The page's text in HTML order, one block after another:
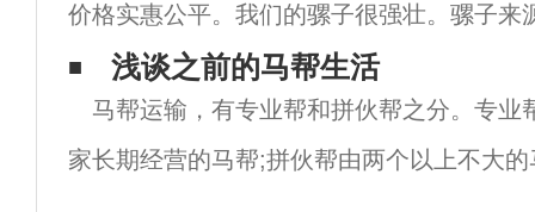
价格实惠公平。我们的骡子很强壮。骡子来
时，训练有素。能够完成人力无法完成的运
工程砾石材料.水泥.铁塔材料.绝缘物.瓷瓶
浅谈之前的马帮生活
马帮运输，有专业帮和拼伙帮之分。专业
家长期经营的马帮;拼伙帮由两个以上不大